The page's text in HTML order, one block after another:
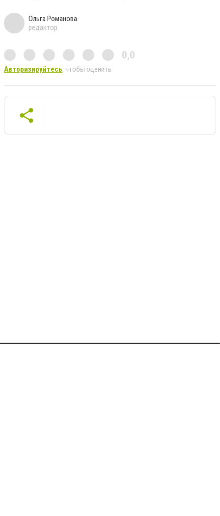
Ольга Романова
редактор
0,0
Авторизируйтесь, чтобы оценить